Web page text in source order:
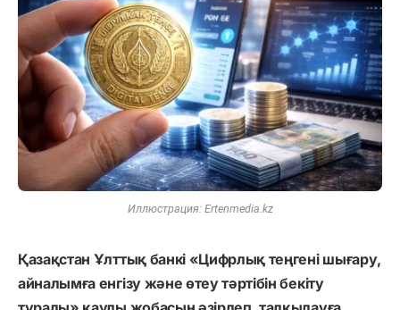
Иллюстрация: Ertenmedia.kz
Қазақстан Ұлттық банкі «Цифрлық теңгені шығару,
айналымға енгізу және өтеу тәртібін бекіту